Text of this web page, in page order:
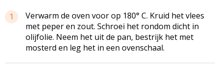
1
Verwarm de oven voor op 180° C. Kruid het vlees
met peper en zout. Schroei het rondom dicht in
olijfolie. Neem het uit de pan, bestrijk het met
mosterd en leg het in een ovenschaal.